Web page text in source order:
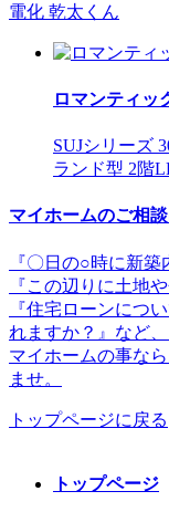
電化 乾太くん
ロマンティッ
SUJシリーズ
ランド型 2階
マイホームのご相
『〇日の○時に新
『この辺りに土地
『住宅ローンにつ
れますか？』など
マイホームの事な
ませ。
トップページに戻る
トップページ